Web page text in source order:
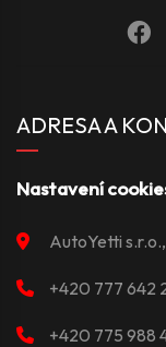
ADRESA A
Nastavení
AutoYetti
+420 777 642
+420 775 988